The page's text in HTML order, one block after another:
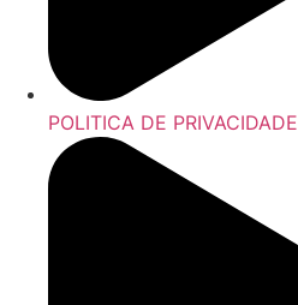
POLITICA DE PRIVACIDADE